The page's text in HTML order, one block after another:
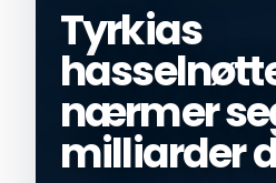
Tyrkias
nærmer
milliarder